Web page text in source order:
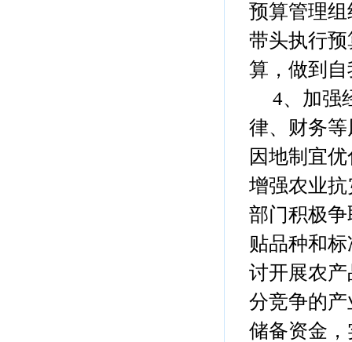
预算管理
带头执行
算，做到
4、加强
律、财务
因地制宜
增强农业
部门积极
贴品种和
讨开展农
分竞争的
储备资金